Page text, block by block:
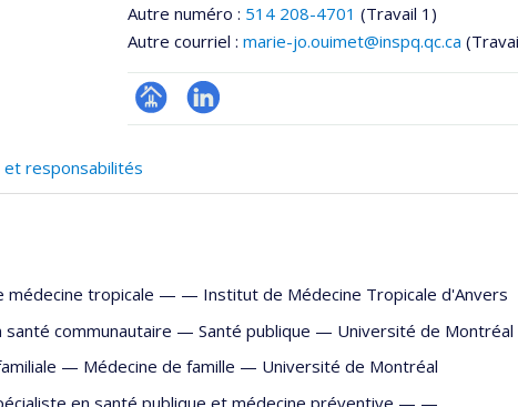
Autre numéro : 514 208-4701 (Travail 1)
Autre courriel : marie-jo.ouimet@inspq.qc.ca
Page LinkedIn
et responsabilités
médecine tropicale — — Institut de Médecine Tropicale d'Anvers
communautaire — Santé publique — Université de Montréal
— Médecine de famille — Université de Montréal
en santé publique et médecine préventive — —